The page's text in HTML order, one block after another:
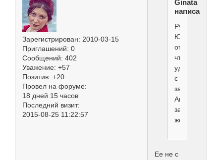
Зарегистрирован: 2010-03-15
Приглашений: 0
Сообщений: 402
Уважение: +57
Позитив: +20
Провел на форуме:
18 дней 15 часов
Последний визит:
2015-08-25 11:22:57
Ginata
написал(а):
Руководитель
ЮХ
отметила,
что
удаляла
с
занятий
Ангелину
за
жестокость.
Ее не с